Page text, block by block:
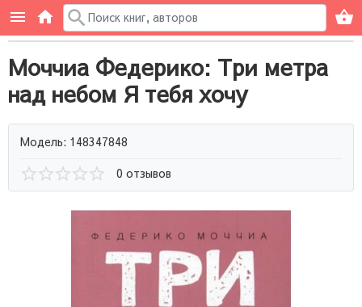
Моччиа Федерико: Три метра
над небом Я тебя хочу
Модель: 148347848
0 отзывов